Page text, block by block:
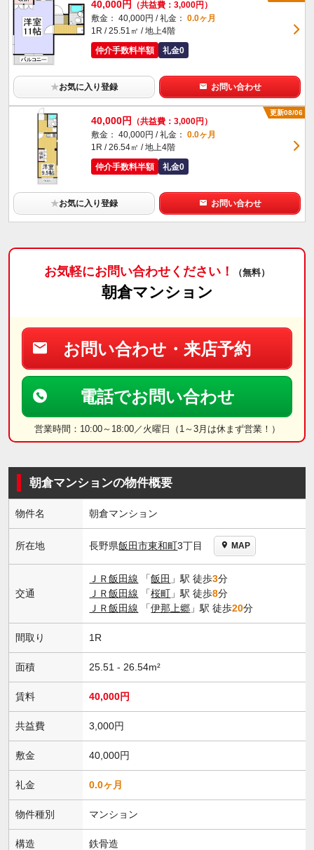
40,000円
（共益費：3,000円）
敷金： 40,000円 / 礼金： 0.0ヶ月
1R / 25.51㎡ / 地上4階
仲介手数料半額
礼金0
★お気に入り登録 お問い合わせ
更新08/06
40,000円
（共益費：3,000円）
敷金： 40,000円 / 礼金： 0.0ヶ月
1R / 26.54㎡ / 地上4階
仲介手数料半額
礼金0
★お気に入り登録 お問い合わせ
お気軽にお問い合わせください！ （無料）
朝倉マンション
お問い合わせ・来店予約
電話でお問い合わせ
営業時間：10:00～18:00／火曜日（1～3月は休まず営業！）
朝倉マンションの物件概要
物件名 朝倉マンション
所在地 長野県飯田市東和町3丁目 MAP
交通
ＪＲ飯田線 「飯田 」駅 徒歩3分
ＪＲ飯田線 「桜町 」駅 徒歩8分
ＪＲ飯田線 「伊那上郷 」駅 徒歩20分
間取り 1R
面積 25.51 - 26.54m²
賃料 40,000円
共益費 3,000円
敷金 40,000円
礼金 0.0ヶ月
物件種別 マンション
構造 鉄骨造